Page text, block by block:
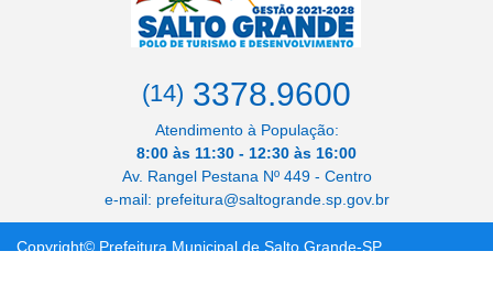
(14) 3378.9600
Atendimento à População:
8:00 às 11:30 - 12:30 às 16:00
Av. Rangel Pestana Nº 449 - Centro
e-mail: prefeitura@saltogrande.sp.gov.br
Copyright© Prefeitura Municipal de Salto Grande-SP